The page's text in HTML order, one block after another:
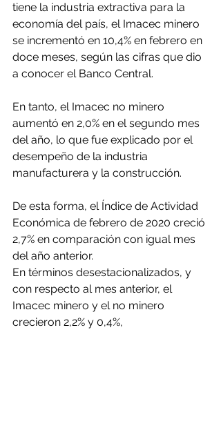
tiene la industria extractiva para la
economía del país, el Imacec minero
se incrementó en 10,4% en febrero en
doce meses, según las cifras que dio
a conocer el Banco Central.
En tanto, el Imacec no minero
aumentó en 2,0% en el segundo mes
del año, lo que fue explicado por el
desempeño de la industria
manufacturera y la construcción.
De esta forma, el Índice de Actividad
Económica de febrero de 2020 creció
2,7% en comparación con igual mes
del año anterior.
En términos desestacionalizados, y
con respecto al mes anterior, el
Imacec minero y el no minero
crecieron 2,2% y 0,4%,